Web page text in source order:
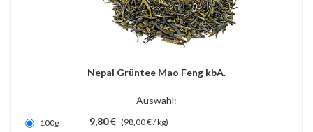
Nepal Grüntee Mao Feng kbA.
Auswahl:
100g 9,80 € (98,00 € / kg)